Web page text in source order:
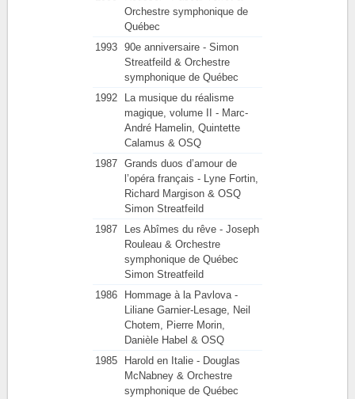
Orchestre symphonique de
Québec
1993 90e anniversaire - Simon
Streatfeild & Orchestre
symphonique de Québec
1992
La musique du réalisme
magique, volume II - Marc-
André Hamelin, Quintette
Calamus & OSQ
1987 Grands duos d’amour de
l’opéra français - Lyne Fortin,
Richard Margison & OSQ
Simon Streatfeild
1987
Les Abîmes du rêve - Joseph
Rouleau & Orchestre
symphonique de Québec
Simon Streatfeild
1986
Hommage à la Pavlova -
Liliane Garnier-Lesage, Neil
Chotem, Pierre Morin,
Danièle Habel & OSQ
1985
Harold en Italie - Douglas
McNabney & Orchestre
symphonique de Québec